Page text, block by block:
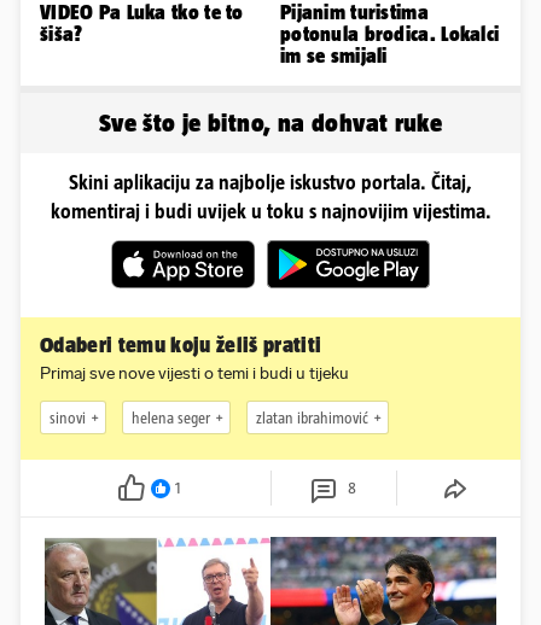
VIDEO Pa Luka tko te to
šiša?
Pijanim turistima
potonula brodica. Lokalci
im se smijali
Sve što je bitno, na dohvat ruke
Skini aplikaciju za najbolje iskustvo portala. Čitaj,
komentiraj i budi uvijek u toku s najnovijim vijestima.
Odaberi temu koju želiš pratiti
Primaj sve nove vijesti o temi i budi u tijeku
sinovi helena seger zlatan ibrahimović
1 8